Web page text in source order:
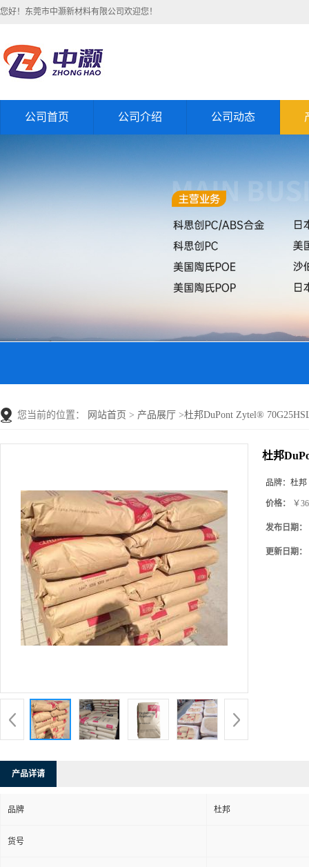
您好！东莞市中灏新材料有限公司欢迎您！
公司首页 公司介绍 公司动态
您当前的位置： 网站首页 > 产品展厅 >杜邦DuPont Zytel®
杜邦
品牌： 杜邦
价格： ￥
发布日期：
更新日期：
产品详请
品牌 杜邦
货号